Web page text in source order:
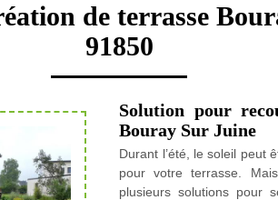
de terrasse
91850
Solution pour
Bouray Sur Juine
Durant l’été, le soleil peut
pour votre terrasse.
plusieurs solutions pour